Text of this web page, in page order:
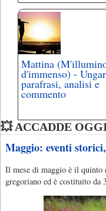
Mattina
d'immenso) -
parafrasi, analisi e
commento
💥 ACCADDE
Maggio: eventi
Il mese di maggio è il quinto
gregoriano ed è costituito